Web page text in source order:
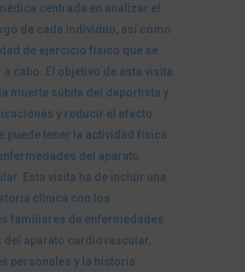
centrada en analizar el
de cada individuo, así como
de ejercicio físico que se
a cabo. El objetivo de esta visita
muerte súbita del deportista y
y reducir el efecto
puede tener la actividad física
del aparato
Esta visita ha de incluir una
clínica con los
familiares de enfermedades
del aparato cardiovascular,
personales y la historia